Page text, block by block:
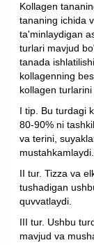
Kollagen
tananing ichida
ta'minlaydigan
turlari mavjud
tanada
kollagenning
kollagen
I tip. Bu turdagi
80-90% ni
va terini,
mustahkamlaydi.
II tur. Tizza va
tushadigan
quvvatlaydi.
III tur. Ushbu
mavjud va